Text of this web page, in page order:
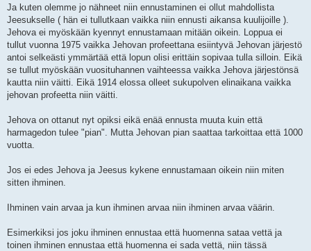
Ja kuten olemme jo nähneet niin ennustaminen ei ollut mahdollista
Jeesukselle ( hän ei tullutkaan vaikka niin ennusti aikansa kuulijoille ).
Jehova ei myöskään kyennyt ennustamaan mitään oikein. Loppua ei
tullut vuonna 1975 vaikka Jehovan profeettana esiintyvä Jehovan järjestö
antoi selkeästi ymmärtää että lopun olisi erittäin sopivaa tulla silloin. Eikä
se tullut myöskään vuosituhannen vaihteessa vaikka Jehova järjestönsä
kautta niin väitti. Eikä 1914 elossa olleet sukupolven elinaikana vaikka
jehovan profeetta niin väitti.
Jehova on ottanut nyt opiksi eikä enää ennusta muuta kuin että
harmagedon tulee "pian". Mutta Jehovan pian saattaa tarkoittaa että 1000
vuotta.
Jos ei edes Jehova ja Jeesus kykene ennustamaan oikein niin miten
sitten ihminen.
Ihminen vain arvaa ja kun ihminen arvaa niin ihminen arvaa väärin.
Esimerkiksi jos joku ihminen ennustaa että huomenna sataa vettä ja
toinen ihminen ennustaa että huomenna ei sada vettä, niin tässä